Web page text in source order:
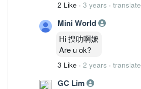
2 Like · 3 years · translate
Mini World
Hi 搜叻啊嬷
Are u ok?
3 Like · 2 years · translate
GC Lim